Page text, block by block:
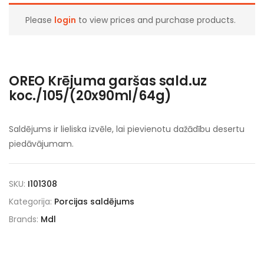
Please login to view prices and purchase products.
OREO Krējuma garšas sald.uz
koc./105/(20x90ml/64g)
Saldējums ir lieliska izvēle, lai pievienotu dažādību desertu
piedāvājumam.
SKU: I101308
Kategorija: Porcijas saldējums
Brands: Mdl